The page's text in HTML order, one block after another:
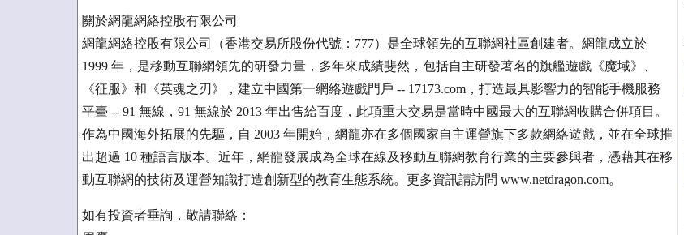
關於網龍網絡控股有限公司
網龍網絡控股有限公司（香港交易所股份代號：777）是全球領先的互聯網社區創建者。網龍成立於
1999 年，是移動互聯網領先的研發力量，多年來成績斐然，包括自主研發著名的旗艦遊戲《魔域》、
《征服》和《英魂之刃》，建立中國第一網絡遊戲門戶 -- 17173.com，打造最具影響力的智能手機服務
平臺 -- 91 無線，91 無線於 2013 年出售給百度，此項重大交易是當時中國最大的互聯網收購合併項目。
作為中國海外拓展的先驅，自 2003 年開始，網龍亦在多個國家自主運營旗下多款網絡遊戲，並在全球推
出超過 10 種語言版本。近年，網龍發展成為全球在線及移動互聯網教育行業的主要參與者，憑藉其在移
動互聯網的技術及運營知識打造創新型的教育生態系統。更多資訊請訪問 www.netdragon.com。
如有投資者垂詢，敬請聯絡：